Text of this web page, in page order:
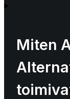
Miten